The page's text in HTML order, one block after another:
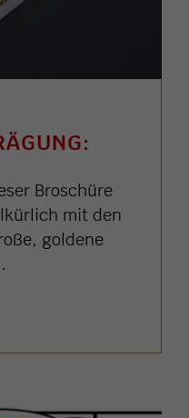
G
Broschüre
mit den
goldene